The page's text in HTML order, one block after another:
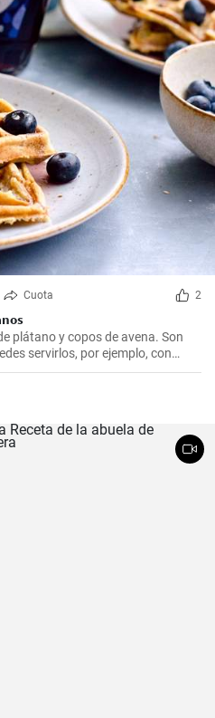
Cuota 2
plátano y copos de avena. Son
servirlos, por ejemplo, con